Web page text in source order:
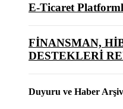
E-Ticaret
FİNANSMAN,
DESTEKLERİ
Duyuru ve Haber